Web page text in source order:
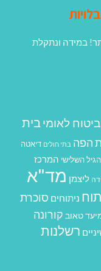
במידה ונתקלת
ביטוח לאומיבית
הפה בתי חולים דיאטה
הגיל השלישי המרכז
ליצמן מד"א
ניתוחים סוכרת
טאוב קורונה
רשלנות